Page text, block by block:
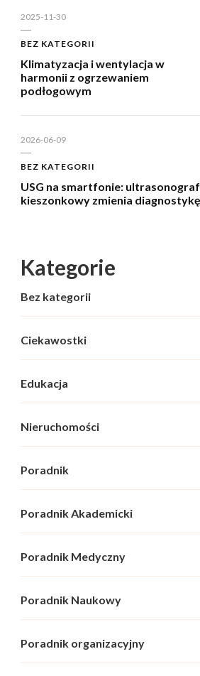
2025-11-30
BEZ KATEGORII
Klimatyzacja i wentylacja w
harmonii z ogrzewaniem
podłogowym
2026-06-09
BEZ KATEGORII
USG na smartfonie: ultrasonograf
kieszonkowy zmienia diagnostykę
Kategorie
Bez kategorii
Ciekawostki
Edukacja
Nieruchomości
Poradnik
Poradnik Akademicki
Poradnik Medyczny
Poradnik Naukowy
Poradnik organizacyjny